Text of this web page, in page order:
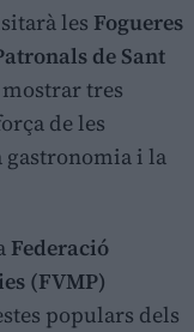
les Fogueres
de Sant
tres
de les
i la
Federació
(FVMP)
populars dels